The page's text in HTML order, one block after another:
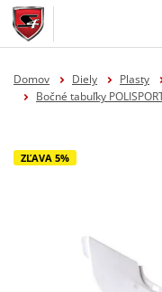
Domov Diely Plasty
Bočné tabuľky
ZĽAVA 5%